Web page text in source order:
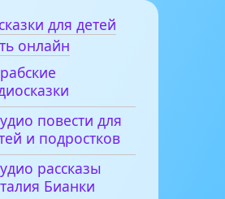
для детей
онлайн
повести для
и подростков
рассказы
Бианки